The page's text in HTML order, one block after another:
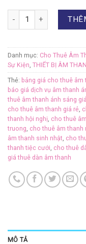
Số lượng
Danh mục: Cho Thuê Âm
Sự Kiện, THIẾT BỊ ÂM
Thẻ: bảng giá cho thuê âm
báo giá dịch vụ âm thanh
thuê âm thanh ánh sáng
cho thuê âm thanh giá rẻ,
thanh hội nghị, cho thuê
truong, cho thuê âm thanh
âm thanh sinh nhật, cho
thanh tiệc cưới, cho thuê
giá thuê dàn âm thanh
MÔ TẢ